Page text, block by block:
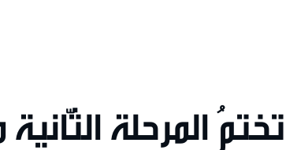
تختمُ المرحلة